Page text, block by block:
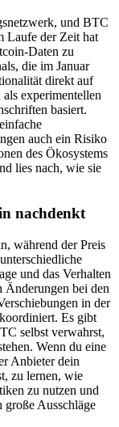
und BTC
Laufe der Zeit hat
Daten zu
die im Januar
direkt auf
experimentellen
basiert.
auch ein Risiko
des Ökosystems
lies nach, wie sie
nachdenkt
während der Preis
und das Verhalten
bei den
in der
Es gibt
selbst verwahrst,
Wenn du eine
Anbieter dein
zu lernen, wie
zu nutzen und
große Ausschläge